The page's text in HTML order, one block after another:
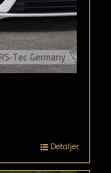
Detaljer